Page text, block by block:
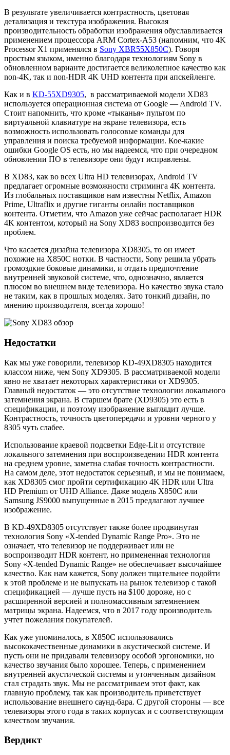
В результате увеличивается контрастность, цветовая
детализация и текстура изображения. Высокая
производительность обработки изображения обуславливается
применением процессора ARM Cortex-A53 (напомним, что 4K
Processor X1 применялся в Sony XBR55X850C). Говоря
простым языком, именно благодаря технологиям Sony в
обновленном варианте достигается великолепное качество как
non-4K, так и non-HDR 4K UHD контента при апскейленге.
Как и в KD-55XD9305, в рассматриваемой модели XD83
используется операционная система от Google — Android TV.
Стоит напомнить, что кроме «тыканья» пультом по
виртуальной клавиатуре на экране телевизора, есть
возможность использовать голосовые команды для
управления и поиска требуемой информации. Кое-какие
ошибки Google OS есть, но мы надеемся, что при очередном
обновлении ПО в телевизоре они будут исправлены.
В XD83, как во всех Ultra HD телевизорах, Android TV
предлагает огромные возможности стриминга 4K контента.
Из глобальных поставщиков нам известны Netflix, Amazon
Prime, Ultraflix и другие гиганты онлайн поставщиков
контента. Отметим, что Amazon уже сейчас располагает HDR
4K контентом, который на Sony XD83 воспроизводится без
проблем.
Что касается дизайна телевизора XD8305, то он имеет
похожие на X850C нотки. В частности, Sony решила убрать
громоздкие боковые динамики, и отдать предпочтение
внутренней звуковой системе, что, однозначно, является
плюсом во внешнем виде телевизора. Но качество звука стало
не таким, как в прошлых моделях. Зато тонкий дизайн, по
мнению производителя, всегда хорошо!
Недостатки
Как мы уже говорили, телевизор KD-49XD8305 находится
классом ниже, чем Sony XD9305. В рассматриваемой модели
явно не хватает некоторых характеристики от XD9305.
Главный недостаток — это отсутствие технологии локального
затемнения экрана. В старшем брате (XD9305) это есть в
спецификации, и поэтому изображение выглядит лучше.
Контрастность, точность цветопередачи и уровни черного у
8305 чуть слабее.
Использование краевой подсветки Edge-Lit и отсутствие
локального затемнения при воспроизведении HDR контента
на среднем уровне, заметна слабая точность контрастности.
На самом деле, этот недостаток серьезный, и мы не понимаем,
как XD8305 смог пройти сертификацию 4K HDR или Ultra
HD Premium от UHD Alliance. Даже модель X850C или
Samsung JS9000 выпущенные в 2015 предлагают лучшее
изображение.
В KD-49XD8305 отсутствует также более продвинутая
технология Sony «X-tended Dynamic Range Pro». Это не
означает, что телевизор не поддерживает или не
воспроизводит HDR контент, но примененная технология
Sony «X-tended Dynamic Range» не обеспечивает высочайшее
качество. Как нам кажется, Sony должен тщательнее подойти
к этой проблеме и не выпускать на рынок телевизор с такой
спецификацией — лучше пусть на $100 дороже, но с
расширенной версией и полномассивным затемнением
матрицы экрана. Надеемся, что в 2017 году производитель
учтет пожелания покупателей.
Как уже упоминалось, в X850C использовались
высококачественные динамики в акустической системе. И
пусть они не придавали телевизору особой эргономики, но
качество звучания было хорошее. Теперь, с применением
внутренней акустической системы и утонченным дизайном
стал страдать звук. Мы не рассматриваем этот факт, как
главную проблему, так как производитель приветствует
использование внешнего саунд-бара. С другой стороны — все
телевизоры этого года в таких корпусах и с соответствующим
качеством звучания.
Вердикт